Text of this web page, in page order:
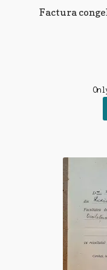
Factura